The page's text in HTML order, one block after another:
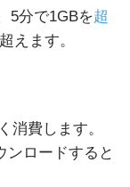
5分で1GBを超
えます。
消費します。
ンロードすると